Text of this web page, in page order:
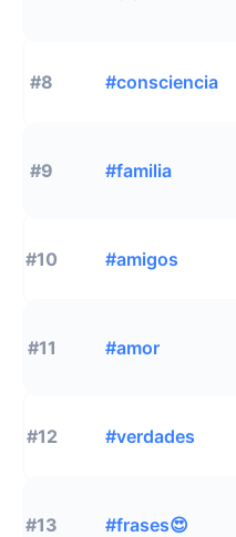
#8 #consciencia
#9 #familia
#10 #amigos
#11 #amor
#12 #verdades
#13 #frases😍